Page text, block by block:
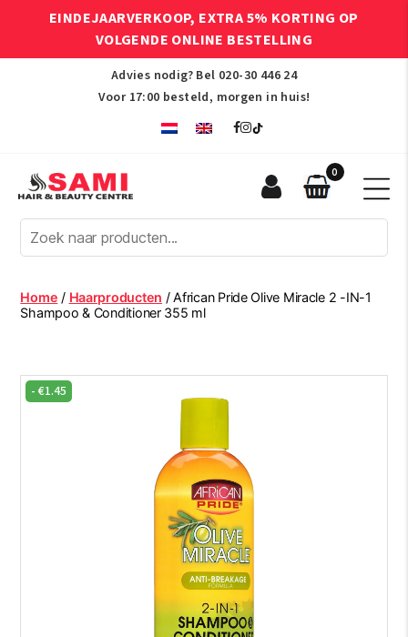
EINDEJAARVERKOOP, EXTRA 5% KORTING OP
VOLGENDE ONLINE BESTELLING
Advies nodig? Bel 020-30 446 24
Voor 17:00 besteld, morgen in huis!
Afro
Hair
Beauty
Centre
0
Home / Haarproducten / African Pride Olive Miracle 2 -IN-1
Shampoo & Conditioner 355 ml
-€1.45